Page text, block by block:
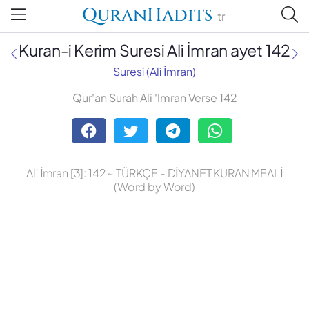
QuranHadits tr
Abdulbaki Gölpınarlı
Adem Uğur
Kuran-i Kerim Suresi Ali İmran ayet 142
Suresi (Ali İmran)
Qur'an Surah Ali 'Imran Verse 142
Ali İmran [3]: 142 ~ TÜRKÇE - DİYANET KURAN MEALİ
(Word by Word)